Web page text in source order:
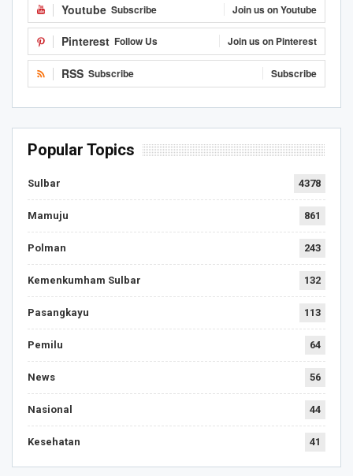
Youtube Subscribe Join us on Youtube
Pinterest Follow Us Join us on Pinterest
RSS Subscribe Subscribe
Popular Topics
Sulbar 4378
Mamuju 861
Polman 243
Kemenkumham Sulbar 132
Pasangkayu 113
Pemilu 64
News 56
Nasional 44
Kesehatan 41